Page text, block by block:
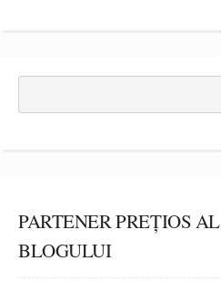
PARTENER PREȚIOS AL
BLOGULUI